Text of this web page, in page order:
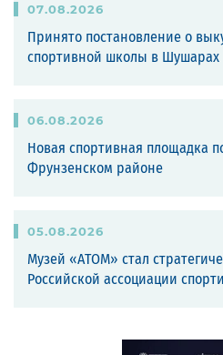
07.08.2026
Принято постановление о
спортивной школы в Шушарах
06.08.2026
Новая спортивная площадка
Фрунзенском районе
05.08.2026
Музей «АТОМ» стал
Российской ассоциации